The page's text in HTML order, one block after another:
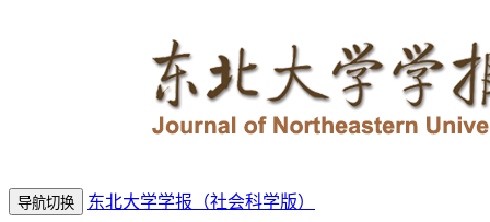
导航切换 东北大学学报（社会科学版）